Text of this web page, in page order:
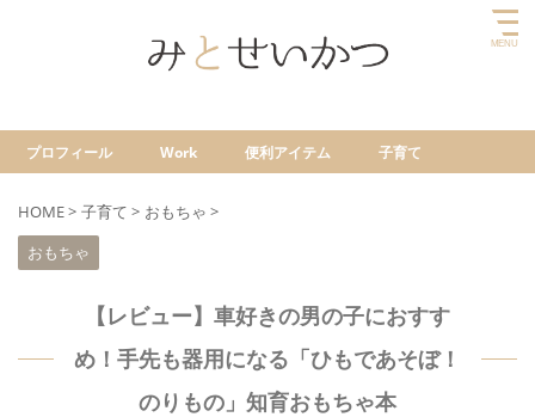
プロフィール Work 便利アイテム 子育て
HOME> 子育て > おもちゃ >
おもちゃ
【レビュー】車好きの男の子におすす
め！手先も器用になる「ひもであそぼ！
のりもの」知育おもちゃ本